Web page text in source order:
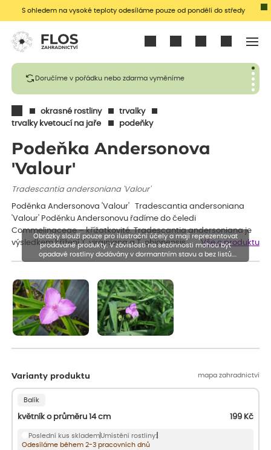
S ohledem na vysoké teploty odesíláme pouze od pondělí do středy
Doručíme v pořádku nebo zdarma vyměníme
okrasné rostliny
trvalky
trvalky kvetoucí na jaře
podeňky
Podeňka Andersonova
'Valour'
Tradescantia andersoniana 'Valour'
Poděnka Andersonova 'Valour' Tradescantia andersoniana
'Valour' Poděnku Andersonovu řadíme do čeledi
Commelinaceae – křížatkovité. Tradescantia andersoniana je
výsledkem křížení T. virginiana a T. ohionensis.…
Vše o produktu
Varianty produktu mapa zahradnictví
Balík
květník o průměru 14 cm 199 Kč
Poslední kus sklademUmístění rostliny:
Odesíláme během 2-3 pracovních dnů
Obrázky slouží pouze pro ilustrační účely a mají reprezentovat
prodávané produkty. V závislosti na sezónnosti mohou být
opadavé rostliny dodávány v dormantním stavu a bez listů.
Rostliny mohou být také sestřiženy níže, než je uvedená výška,